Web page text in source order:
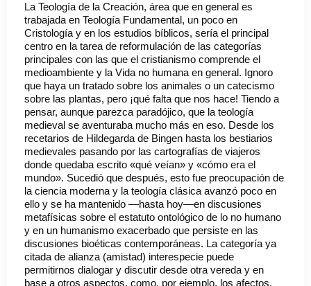
La Teología de la Creación, área que en general es
trabajada en Teología Fundamental, un poco en
Cristología y en los estudios bíblicos, sería el principal
centro en la tarea de reformulación de las categorías
principales con las que el cristianismo comprende el
medioambiente y la Vida no humana en general. Ignoro
que haya un tratado sobre los animales o un catecismo
sobre las plantas, pero ¡qué falta que nos hace! Tiendo a
pensar, aunque parezca paradójico, que la teología
medieval se aventuraba mucho más en eso. Desde los
recetarios de Hildegarda de Bingen hasta los bestiarios
medievales pasando por las cartografías de viajeros
donde quedaba escrito «qué veían» y «cómo era el
mundo». Sucedió que después, esto fue preocupación de
la ciencia moderna y la teología clásica avanzó poco en
ello y se ha mantenido —hasta hoy—en discusiones
metafísicas sobre el estatuto ontológico de lo no humano
y en un humanismo exacerbado que persiste en las
discusiones bioéticas contemporáneas. La categoría ya
citada de alianza (amistad) interespecie puede
permitirnos dialogar y discutir desde otra vereda y en
base a otros aspectos, como, por ejemplo, los afectos.